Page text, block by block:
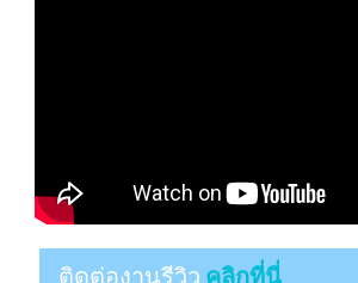
ติดต่องานรีวิว คลิกที่นี่